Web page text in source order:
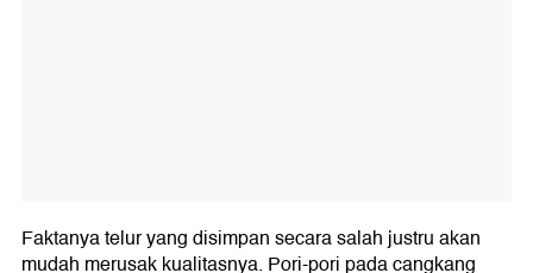
Faktanya telur yang disimpan secara salah justru akan
mudah merusak kualitasnya. Pori-pori pada cangkang